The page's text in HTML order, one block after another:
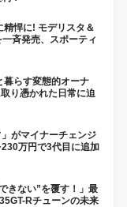
精悍に! モデリスタ＆
斉発売、スポーティ
暮らす変態的オーナ
り憑かれた日常に迫
がマイナーチェンジ
万円で3代目に追加
きない”を覆す！」最
Rチューンの未来